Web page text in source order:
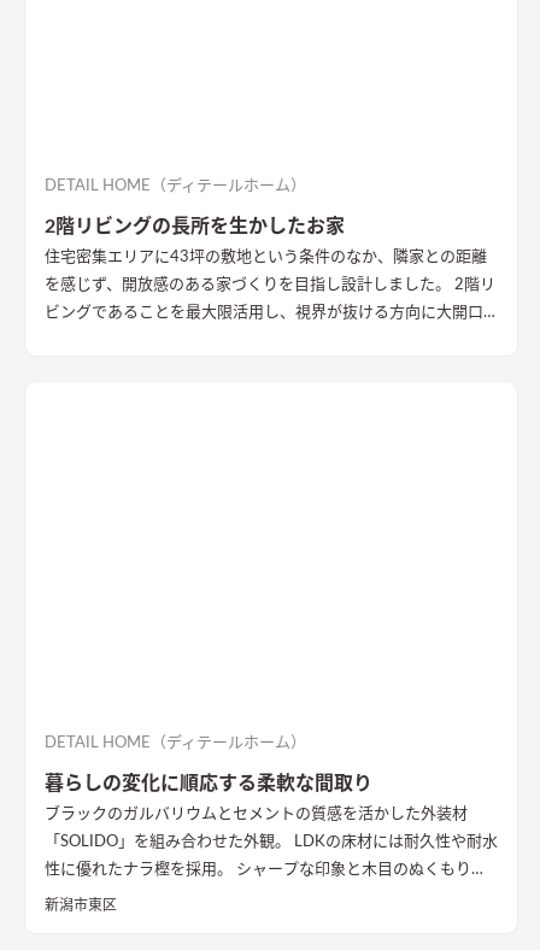
DETAIL HOME（ディテールホーム）
2階リビングの長所を生かしたお家
住宅密集エリアに43坪の敷地という条件のなか、隣家との距離
を感じず、開放感のある家づくりを目指し設計しました。 2階リ
ビングであることを最大限活用し、視界が抜ける方向に大開口
DETAIL HOME（ディテールホーム）
暮らしの変化に順応する柔軟な間取り
ブラックのガルバリウムとセメントの質感を活かした外装材
「SOLIDO」を組み合わせた外観。 LDKの床材には耐久性や耐水
性に優れたナラ樫を採用。 シャープな印象と木目のぬくもりが
調和した飽きのこない空間デザインに仕上げました。 リビング
新潟市東区